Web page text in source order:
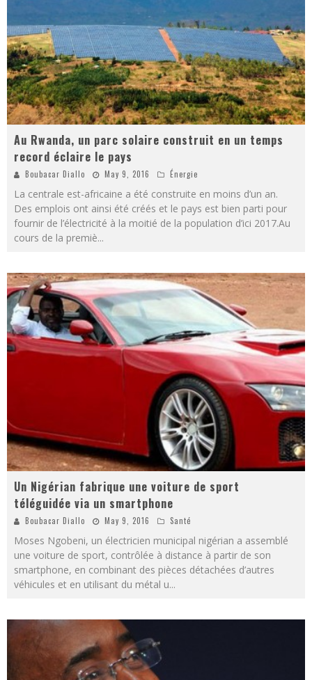
Au Rwanda, un parc solaire construit en un temps
record éclaire le pays
Boubacar Diallo May 9, 2016 Énergie
La centrale est-africaine a été construite en moins d’un an.
Des emplois ont ainsi été créés et le pays est bien parti pour
fournir de l’électricité à la moitié de la population d’ici 2017.Au
cours de la premiè...
Un Nigérian fabrique une voiture de sport
téléguidée via un smartphone
Boubacar Diallo May 9, 2016 Santé
Moses Ngobeni, un électricien municipal nigérian a assemblé
une voiture de sport, contrôlée à distance à partir de son
smartphone, en combinant des pièces détachées d’autres
véhicules et en utilisant du métal u...